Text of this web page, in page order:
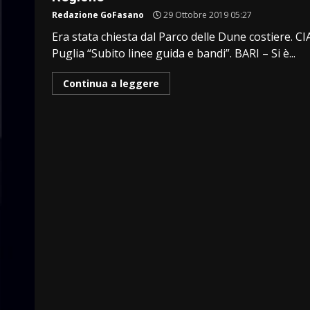
Redazione GoFasano 29 Ottobre 2019 05:27
Era stata chiesta dal Parco delle Dune costiere.
Puglia “Subito linee guida e bandi”. BARI – Si è...
Continua a leggere